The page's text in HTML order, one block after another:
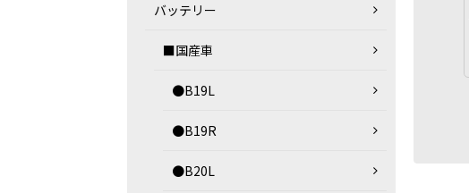
バッテリー
■国産車
●B19L
●B19R
●B20L